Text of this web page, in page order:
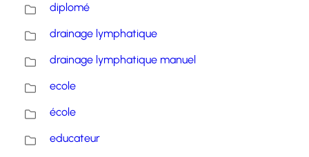
diplomé
drainage lymphatique
drainage lymphatique manuel
ecole
école
educateur